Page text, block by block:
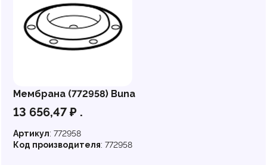
Мембрана (772958) Buna
13 656,47 ₽ .
Артикул: 772958
Код производителя: 772958